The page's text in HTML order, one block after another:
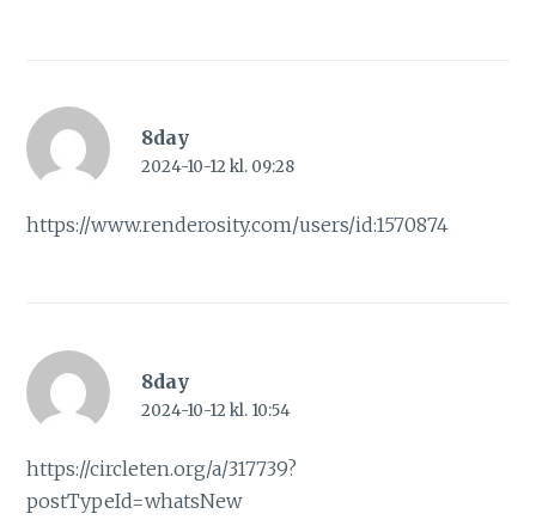
8day
2024-10-12 kl. 09:28
https://www.renderosity.com/users/id:1570874
8day
2024-10-12 kl. 10:54
https://circleten.org/a/317739?
postTypeId=whatsNew